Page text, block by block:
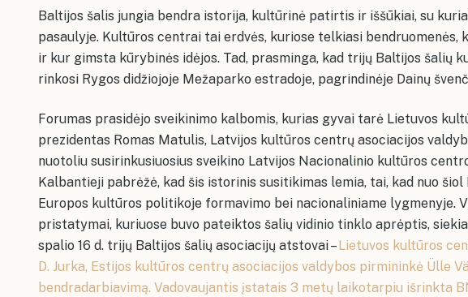
Baltijos šalis jungia bendra istorija, kultūrinė patirtis ir iššūkiai, su
pasaulyje. Kultūros centrai tai erdvės, kuriose telkiasi bendruomenės,
ir kur gimsta kūrybinės idėjos. Tad, prasminga, kad trijų Baltijos šalių
rinkosi Rygos didžiojoje Mežaparko estradoje, pagrindinėje Dainų
Forumas prasidėjo sveikinimo kalbomis, kurias gyvai tarė Lietuvos
prezidentas Romas Matulis, Latvijos kultūros centrų asociacijos
nuotoliu susirinkusiuosius sveikino Latvijos Nacionalinio kultūros
Kalbantieji pabrėžė, kad šis istorinis susitikimas lemia, tai, kad nuo
Europos kultūros politikoje formavimo bei nacionaliniame lygmenyje.
pristatymai, kuriuose buvo pateiktos šalių vidinio tinklo aprėptis,
spalio 16 d. trijų Baltijos šalių asociacijų atstovai –Lietuvos kultūros
D. Jurka, Estijos kultūros centrų asociacijos valdybos pirmininkė Ülle
bendradarbiavimą. Vadovaujantis įstatais 3 metų laikotarpiu išrinkta